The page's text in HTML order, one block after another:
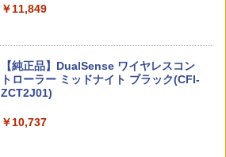
￥750
ー g-019
【特典】冒険家エリオットの千年物語 P
旅立ちパック)
y』(特装限定版)【Blu-ray】 [ 矢立肇 ]
￥8,580
ニンテンドープリペイド番号 9000円|オ
ンラインコード版
￥11,849
【純正品】DualSense ワイヤレスコン
トローラー ミッドナイト ブラック(CFI-
ZCT2J01)
￥10,737